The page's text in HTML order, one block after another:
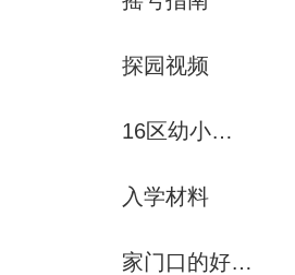
探园视频
16区幼小初资源解析
入学材料
家门口的好学校